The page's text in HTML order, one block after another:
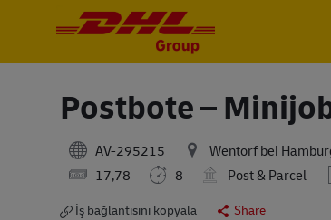
Postbote –
AV-295215 Wentorf bei
17,78
8 Post & Parcel
İş bağlantısını kopyala Share